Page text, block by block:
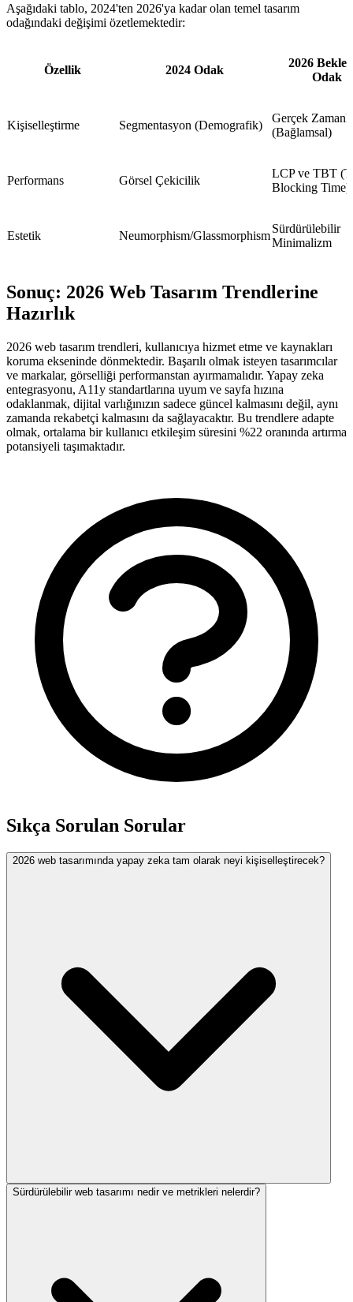
Aşağıdaki tablo, 2024'ten 2026'ya kadar olan temel tasarım
odağındaki değişimi özetlemektedir:
Özellik 2024 Odak
2026
Odak
Kişiselleştirme Segmentasyon (Demografik)
Gerçek
(Bağlamsal)
Performans Görsel Çekicilik
LCP ve TBT
Blocking Time)
Estetik Neumorphism/Glassmorphism
Sürdürülebilir
Minimalizm
Sonuç: 2026 Web Tasarım Trendlerine
Hazırlık
2026 web tasarım trendleri, kullanıcıya hizmet etme ve kaynakları
koruma ekseninde dönmektedir. Başarılı olmak isteyen tasarımcılar
ve markalar, görselliği performanstan ayırmamalıdır. Yapay zeka
entegrasyonu, A11y standartlarına uyum ve sayfa hızına
odaklanmak, dijital varlığınızın sadece güncel kalmasını değil, aynı
zamanda rekabetçi kalmasını da sağlayacaktır. Bu trendlere adapte
olmak, ortalama bir kullanıcı etkileşim süresini %22 oranında artırma
potansiyeli taşımaktadır.
Sıkça Sorulan Sorular
2026 web tasarımında yapay zeka tam olarak neyi kişiselleştirecek?
Sürdürülebilir web tasarımı nedir ve metrikleri nelerdir?